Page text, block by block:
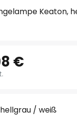
Keaton,
€
hellgrau / weiß